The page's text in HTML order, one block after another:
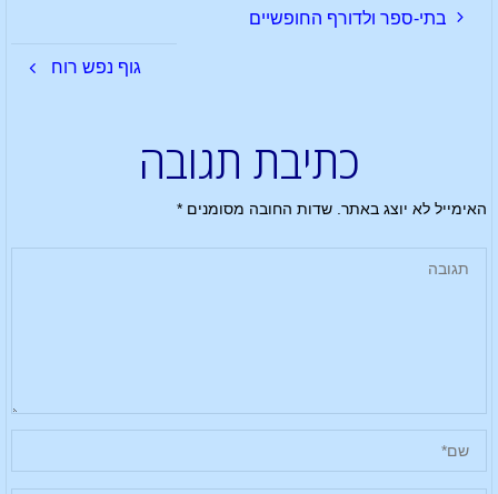
בתי-ספר ולדורף החופשיים
גוף נפש רוח
כתיבת תגובה
האימייל לא יוצג באתר. שדות החובה מסומנים*